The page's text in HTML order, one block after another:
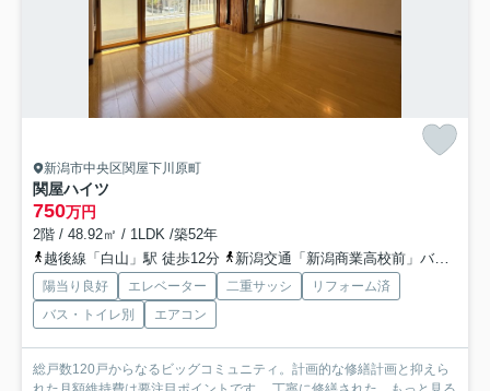
新潟市中央区関屋下川原町
関屋ハイツ
750万円
2階 / 48.92㎡ / 1LDK /築52年
越後線「白山」駅 徒歩12分
新潟交通「新潟商業高校前」バス停下車 徒歩3分
陽当り良好 エレベーター 二重サッシ
リフォーム済
バス・トイレ別
エアコン
総戸数120戸からなるビッグコミュニティ。計画的な修繕計画と抑えら